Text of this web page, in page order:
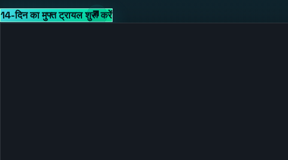
14-दिन का मुफ्त ट्रायल शुरू करें